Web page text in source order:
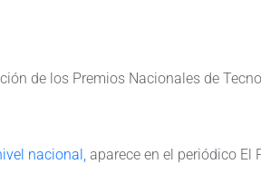
de los Premios Nacionales de
nacional, aparece en el periódico El